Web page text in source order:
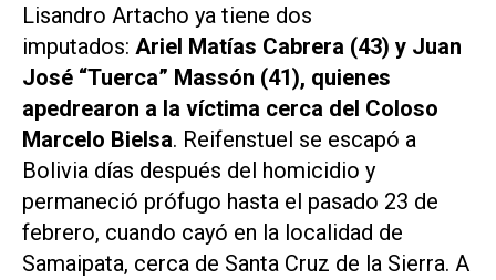
Lisandro Artacho ya tiene dos
imputados: Ariel Matías Cabrera (43) y Juan
José “Tuerca” Massón (41), quienes
apedrearon a la víctima cerca del Coloso
Marcelo Bielsa. Reifenstuel se escapó a
Bolivia días después del homicidio y
permaneció prófugo hasta el pasado 23 de
febrero, cuando cayó en la localidad de
Samaipata, cerca de Santa Cruz de la Sierra. A